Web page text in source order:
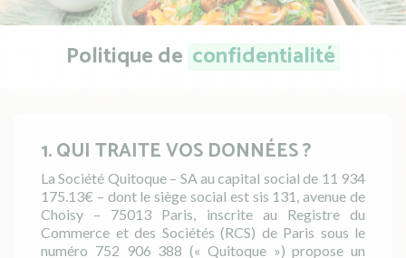
Politique de confidentialité
1. QUI TRAITE VOS DONNÉES ?
La Société Quitoque – SA au capital social de 11 934
175.13€ – dont le siège social est sis 131, avenue de
Choisy – 75013 Paris, inscrite au Registre du
Commerce et des Sociétés (RCS) de Paris sous le
numéro 752 906 388 (« Quitoque ») propose un